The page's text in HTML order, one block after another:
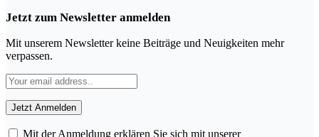
Jetzt zum Newsletter anmelden
Mit unserem Newsletter keine Beiträge und Neuigkeiten mehr
verpassen.
Mit der Anmeldung erklären Sie sich mit unserer